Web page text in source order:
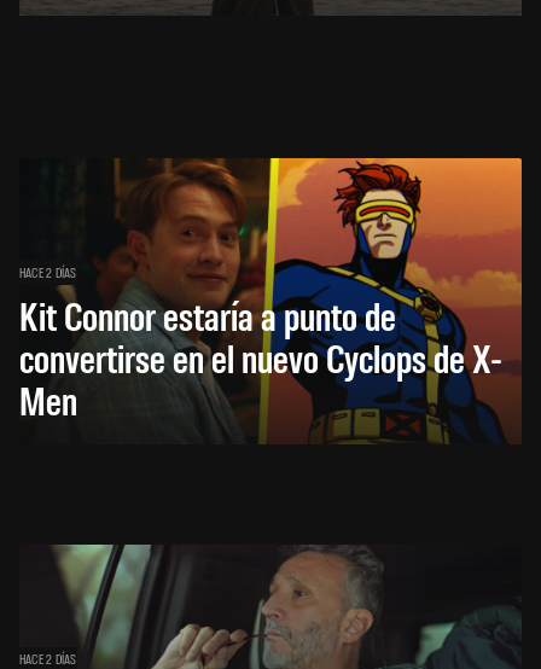
HACE 2 DÍAS
Kit Connor estaría a punto de
convertirse en el nuevo Cyclops de X-
Men
HACE 2 DÍAS